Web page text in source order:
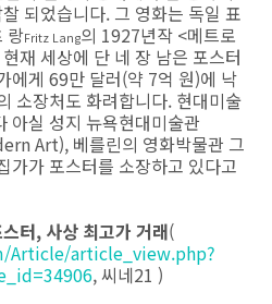
되었습니다. 그 영화는 독일 표
랑Fritz Lang의 1927년작 <메트로
재 세상에 단 네 장 남은 포스터
에게 69만 달러(약 7억 원)에 낙
소장처도 화려합니다. 현대미술
아실 성지 뉴욕현대미술관
Art), 베를린의 영화박물관 그
가가 포스터를 소장하고 있다고
터, 사상 최고가 거래(
article_view.php?
, 씨네21 )